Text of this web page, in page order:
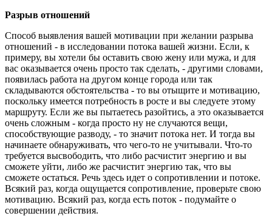
Разрыв отношений
Способ выявления вашей мотивации при желании разрыва
отношений - в исследовании потока вашей жизни. Если, к
примеру, вы хотели бы оставить свою жену или мужа, и для
вас оказывается очень просто так сделать, - другими словами,
появилась работа на другом конце города или так
складываются обстоятельства - то вы отыщите и мотивацию,
поскольку имеется потребность в росте и вы следуете этому
маршруту. Если же вы пытаетесь разойтись, а это оказывается
очень сложным - когда просто ну не случаются вещи,
способствующие разводу, - то значит потока нет. И тогда вы
начинаете обнаруживать, что чего-то не учитывали. Что-то
требуется высвободить, что либо расчистит энергию и вы
сможете уйти, либо же расчистит энергию так, что вы
сможете остаться. Речь здесь идет о сопротивлении и потоке.
Всякий раз, когда ощущается сопротивление, проверьте свою
мотивацию. Всякий раз, когда есть поток - подумайте о
совершении действия.